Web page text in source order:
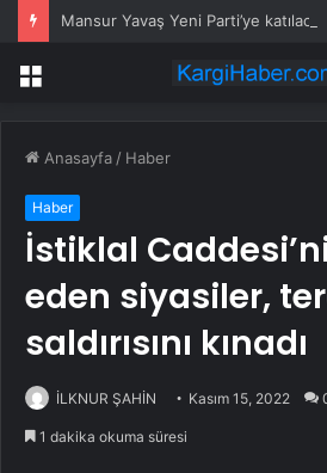
Menü
Anasayfa / Haber
Haber
İstiklal
eden siyasiler,
saldırısını kınadı
İLKNUR ŞAHİN Kasım 15, 2022
1 dakika okuma süresi